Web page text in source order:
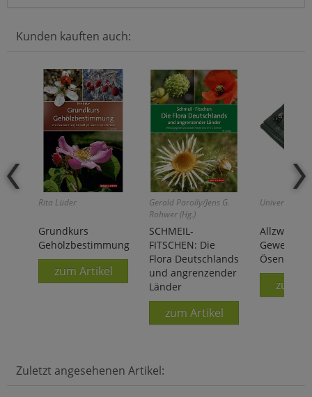
Kunden kauften auch:
Rita Lüder
Grundkurs
Gehölzbestimmung
zum Artikel
Gerald Parolly/Jens G.
Rohwer (Hg.)
SCHMEIL-
FITSCHEN: Die
Flora Deutschlands
und angrenzender
Länder
zum Artikel
Universell
Allzweck-
Ösen
zum
Zuletzt angesehenen Artikel: